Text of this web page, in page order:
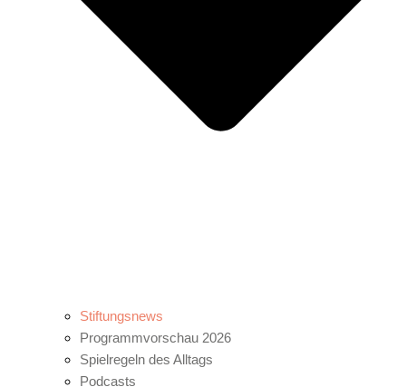
Stiftungsnews
Programmvorschau 2026
Spielregeln des Alltags
Podcasts